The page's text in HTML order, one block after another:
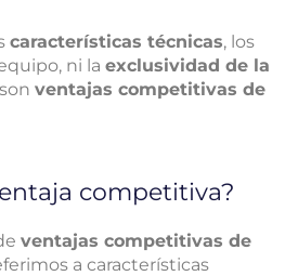
características técnicas, los
ni laexclusividad de la
sonventajas competitivas de
competitiva?
ventajas competitivas de
a características